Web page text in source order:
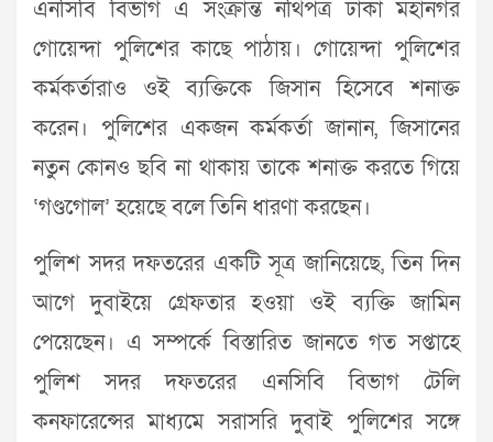
এনসিবি বিভাগ এ সংক্রান্ত নথিপত্র ঢাকা মহানগর
গোয়েন্দা পুলিশের কাছে পাঠায়। গোয়েন্দা পুলিশের
কর্মকর্তারাও ওই ব্যক্তিকে জিসান হিসেবে শনাক্ত
করেন। পুলিশের একজন কর্মকর্তা জানান, জিসানের
নতুন কোনও ছবি না থাকায় তাকে শনাক্ত করতে গিয়ে
‘গণ্ডগোল’ হয়েছে বলে তিনি ধারণা করছেন।
পুলিশ সদর দফতরের একটি সূত্র জানিয়েছে, তিন দিন
আগে দুবাইয়ে গ্রেফতার হওয়া ওই ব্যক্তি জামিন
পেয়েছেন। এ সম্পর্কে বিস্তারিত জানতে গত সপ্তাহে
পুলিশ সদর দফতরের এনসিবি বিভাগ টেলি
কনফারেন্সের মাধ্যমে সরাসরি দুবাই পুলিশের সঙ্গে